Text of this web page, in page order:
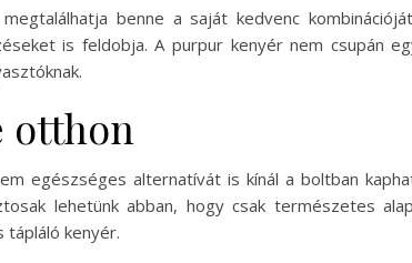
benne a saját kedvenc
is feldobja. A purpur kenyér nem csupán
otthon
egészséges alternatívát is kínál a boltban
lehetünk abban, hogy csak természetes
kenyér.